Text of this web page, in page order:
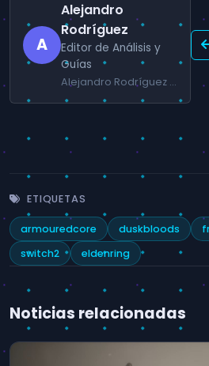
A
Alejandro
Rodríguez
Editor de Análisis y
Guías
Alejandro Rodríguez se especializa en RPG, juegos de acción y guías prácticas para jugadores de PC y consola.
ETIQUETAS
armouredcore duskbloods
switch2
eldenring
Noticias relacionadas